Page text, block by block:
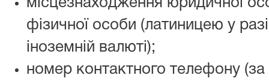
місцезнаходження юридичної
фізичної особи (латиницею у
іноземній валюті);
номер контактного телефону